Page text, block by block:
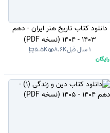
دانلود کتاب تاریخ هنر ایران - دهم
1403 - 1404 (نسخه PDF)
1 سال قبل 8.6K
5.5K
رایگان